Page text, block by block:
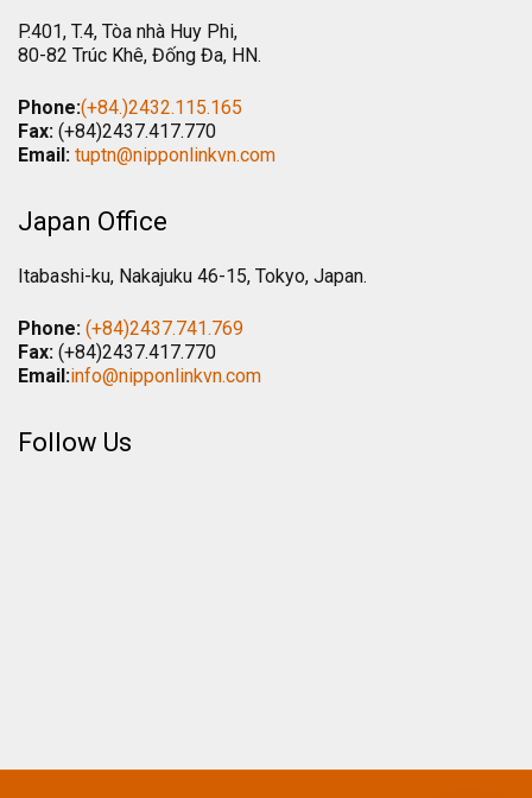
P.401, T.4, Tòa nhà Huy Phi,
80-82 Trúc Khê, Đống Đa, HN.
Phone:(+84.)2432.115.165
Fax: (+84)2437.417.770
Email: tuptn@nipponlinkvn.com
Japan Office
Itabashi-ku, Nakajuku 46-15, Tokyo, Japan.
Phone: (+84)2437.741.769
Fax: (+84)2437.417.770
Email:info@nipponlinkvn.com
Follow Us